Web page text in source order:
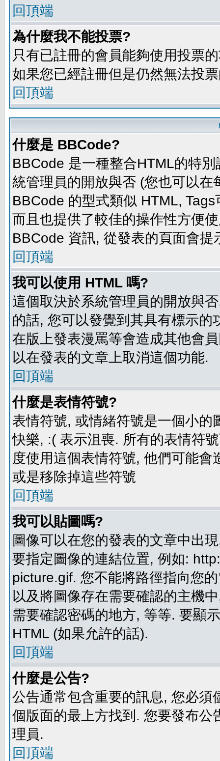
回頂端
為什麼我不能投票?
只有已註冊的會員能夠使用投票
如果您已經註冊但是仍然無法投
回頂端
什麼是 BBCode?
BBCode 是一種整合HTML的特
統管理員的開放與否 (您也可以
BBCode 的型式類似 HTML,
而且也提供了較佳的操作性方便
BBCode 資訊, 從發表的頁面會提
回頂端
我可以使用 HTML 嗎?
這個取決於系統管理員的開放與
的話, 您可以發覺到其具有標示
在版上發表漫罵等會造成其他會
以在發表的文章上取消這個功能.
回頂端
什麼是表情符號?
表情符號, 或情緒符號是一個小
快樂, :( 表示沮喪. 所有的表情符
度使用這個表情符號, 他們可能
或是移除掉這些符號
回頂端
我可以貼圖嗎?
圖像可以在您的發表的文章中出
要指定圖像的連結位置, 例如:
picture.gif. 您不能將路徑指向您
以及將圖像存在需要確認的主機
需要確認密碼的地方, 等等. 要顯
HTML (如果允許的話).
回頂端
什麼是公告?
公告通常包含重要的訊息, 您必
個版面的最上方找到. 您要發布
理員.
回頂端